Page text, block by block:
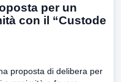
per un
con il “Custode
proposta di delibera per